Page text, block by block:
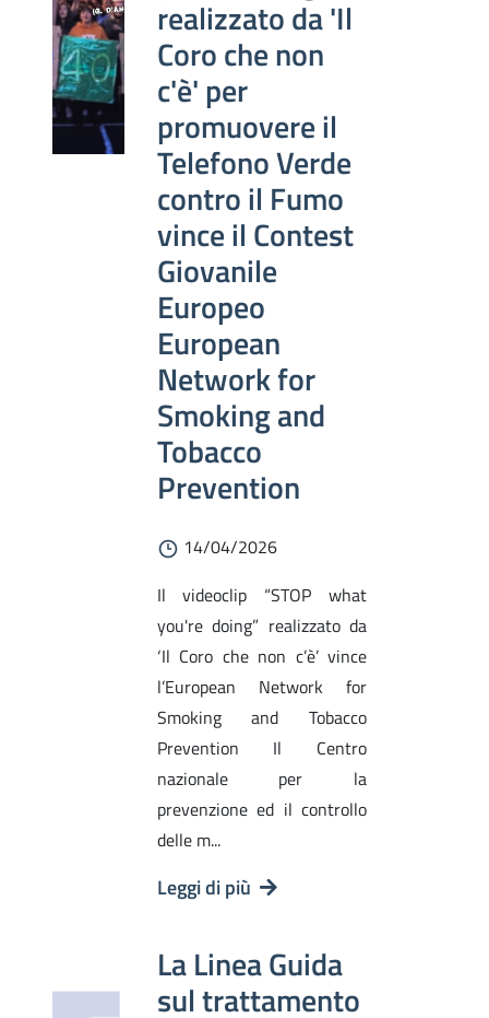
realizzato da 'Il
Coro che non
c'è' per
promuovere il
Telefono Verde
contro il Fumo
vince il Contest
Giovanile
Europeo
European
Network for
Smoking and
Tobacco
Prevention
14/04/2026
Il videoclip “STOP what
you're doing” realizzato da
‘Il Coro che non c’è’ vince
l’European Network for
Smoking and Tobacco
Prevention Il Centro
nazionale per la
prevenzione ed il controllo
delle m...
Leggi di più
La Linea Guida
sul trattamento